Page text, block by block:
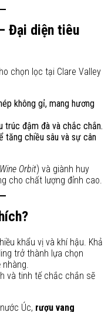
Đại diện tiêu
chọn lọc tại Clare Valley
không gỉ, mang hương
trúc đậm đà và chắc chắn.
tăng chiều sâu và sự cân
Wine Orbit) và giành huy
cho chất lượng đỉnh cao.
khẩu vị và khí hậu. Khả
trở thành lựa chọn
nhàng.
và tinh tế chắc chắn sẽ
Úc, rượu vang